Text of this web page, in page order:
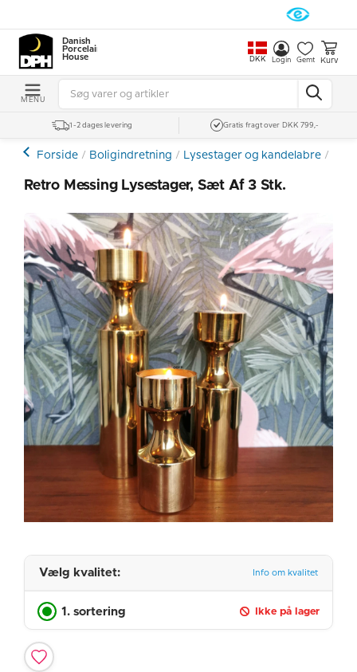
Danish
Porcelain
House
DKK Login Gemt Kurv
MENU
1-2 dages levering Gratis fragt over DKK 799,-
Forside Boligindretning Lysestager og kandelabre
Retro Messing Lysestager, Sæt Af 3 Stk.
Vælg kvalitet: Info om kvalitet
1. sortering Ikke på lager